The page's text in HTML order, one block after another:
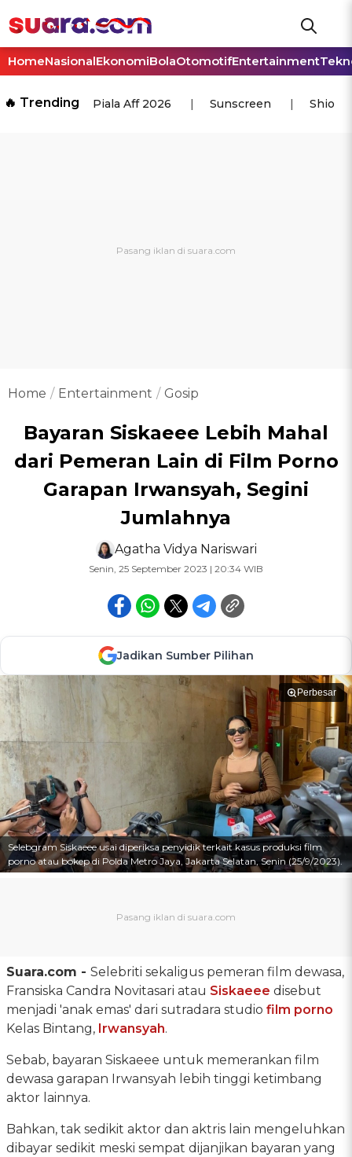
HomeNasionalEkonomiBolaOtomotifEntertainment
🔥 Trending Piala Aff 2026 Sunscreen Shio
Home Entertainment Gosip
Bayaran Siskaeee Lebih Mahal
dari Pemeran Lain di Film Porno
Garapan Irwansyah, Segini
Jumlahnya
Agatha Vidya Nariswari
Senin, 25 September 2023 | 20:34 WIB
Jadikan Sumber Pilihan
Perbesar
Selebgram Siskaeee usai diperiksa penyidik terkait kasus produksi film
porno atau bokep di Polda Metro Jaya, Jakarta Selatan, Senin (25/9/2023).
Suara.com - Selebriti sekaligus pemeran film dewasa,
Fransiska Candra Novitasari atau Siskaeee disebut
menjadi 'anak emas' dari sutradara studio film porno
Kelas Bintang, Irwansyah.
Sebab, bayaran Siskaeee untuk memerankan film
dewasa garapan Irwansyah lebih tinggi ketimbang
aktor lainnya.
Bahkan, tak sedikit aktor dan aktris lain mengeluhkan
dibayar sedikit meski sempat dijanjikan bayaran yang